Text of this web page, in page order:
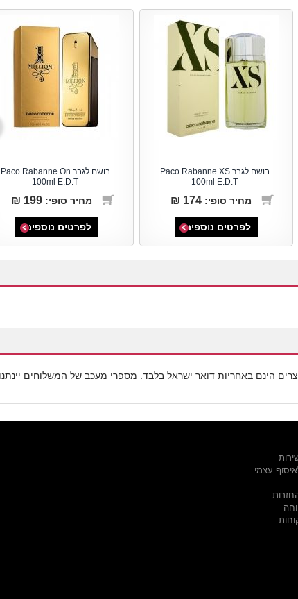
בושם לגבר Paco Rabanne On
100ml E.D.T
מחיר סופי:
לפרטים נוספים
בושם לגבר Paco Rabanne XS
100ml E.D.T
מחיר סופי:
לפרטים נוספים
הינם באחריות דואר ישראל בלבד. מספרי מעכב של המשלוחים יינתנו
עצמי